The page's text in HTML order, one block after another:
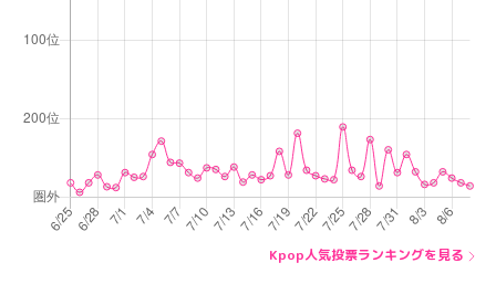
Kpop人気投票ランキングを見る